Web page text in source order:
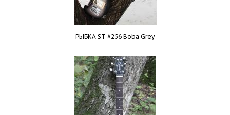
РЫБКА ST #256 Boba Grey